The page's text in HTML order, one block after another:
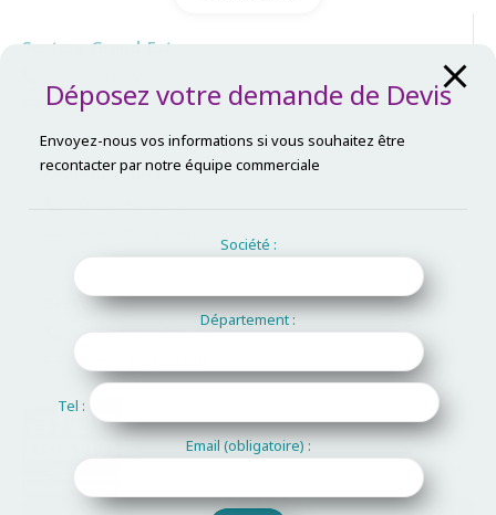
Secteur Grand-Est :
mulhouse@c2ai.com
Secteur Ouest :
Secteur Maroc :
+(212) 661 458 422
Déposez votre demande de Devis
Envoyez-nous vos informations si vous souhaitez être
recontacter par notre équipe commerciale
Société :
Département :
Tel :
Email (obligatoire) :